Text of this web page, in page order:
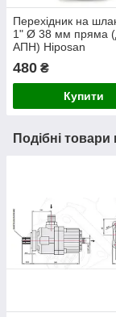
Перехідник на
1" Ø 38 мм пряма
АПН) Hiposan
480 ₴
Купити
Подібні товари